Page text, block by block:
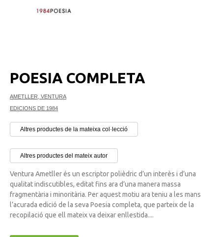
POESIA COMPLETA
AMETLLER, VENTURA
EDICIONS DE 1984
Altres productes de la mateixa col·lecció
Altres productes del mateix autor
Ventura Ametller és un escriptor polièdric d’un interès i d’una
qualitat indiscutibles, editat fins ara d’una manera massa
fragmentària i minoritària. Per aquest motiu ara teniu a les mans
l’acurada edició de la seva Poesia completa, que parteix de la
recopilació que ell mateix va deixar enllestida....